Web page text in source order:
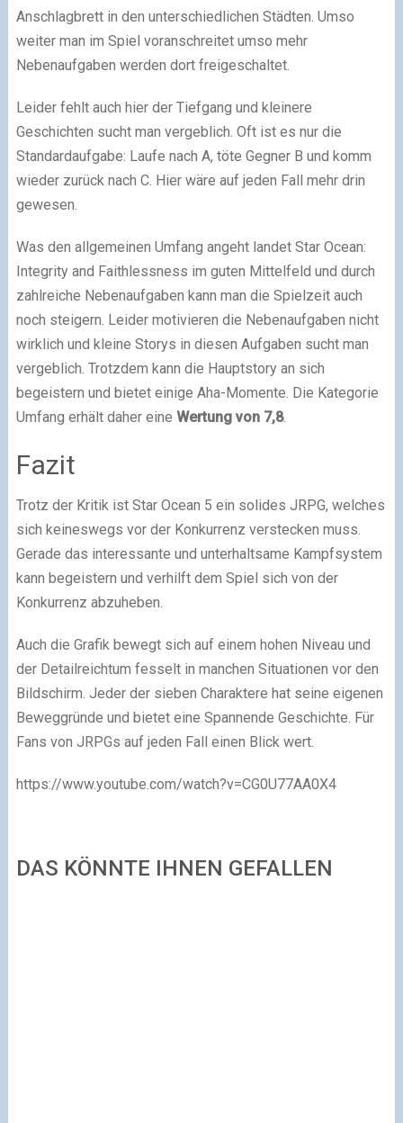
Anschlagbrett in den unterschiedlichen Städten. Umso
weiter man im Spiel voranschreitet umso mehr
Nebenaufgaben werden dort freigeschaltet.
Leider fehlt auch hier der Tiefgang und kleinere
Geschichten sucht man vergeblich. Oft ist es nur die
Standardaufgabe: Laufe nach A, töte Gegner B und komm
wieder zurück nach C. Hier wäre auf jeden Fall mehr drin
gewesen.
Was den allgemeinen Umfang angeht landet Star Ocean:
Integrity and Faithlessness im guten Mittelfeld und durch
zahlreiche Nebenaufgaben kann man die Spielzeit auch
noch steigern. Leider motivieren die Nebenaufgaben nicht
wirklich und kleine Storys in diesen Aufgaben sucht man
vergeblich. Trotzdem kann die Hauptstory an sich
begeistern und bietet einige Aha-Momente. Die Kategorie
Umfang erhält daher eine Wertung von 7,8.
Fazit
Trotz der Kritik ist Star Ocean 5 ein solides JRPG, welches
sich keineswegs vor der Konkurrenz verstecken muss.
Gerade das interessante und unterhaltsame Kampfsystem
kann begeistern und verhilft dem Spiel sich von der
Konkurrenz abzuheben.
Auch die Grafik bewegt sich auf einem hohen Niveau und
der Detailreichtum fesselt in manchen Situationen vor den
Bildschirm. Jeder der sieben Charaktere hat seine eigenen
Beweggründe und bietet eine Spannende Geschichte. Für
Fans von JRPGs auf jeden Fall einen Blick wert.
https://www.youtube.com/watch?v=CG0U77AA0X4
DAS KÖNNTE IHNEN GEFALLEN